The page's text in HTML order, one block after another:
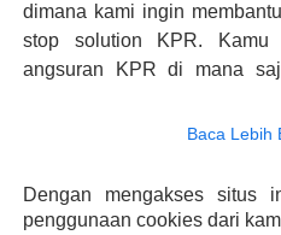
dimana kami ingin
stop solution KPR. Kamu
angsuran KPR di mana
konsultasi mengenai KPR,
memberikan keuntungan
pengajuan KPR BCA juga
Baca Lebih
Dengan mengakses situs
penggunaan cookies dari